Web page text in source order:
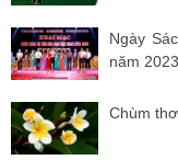
Ngày
năm 2023
Chùm